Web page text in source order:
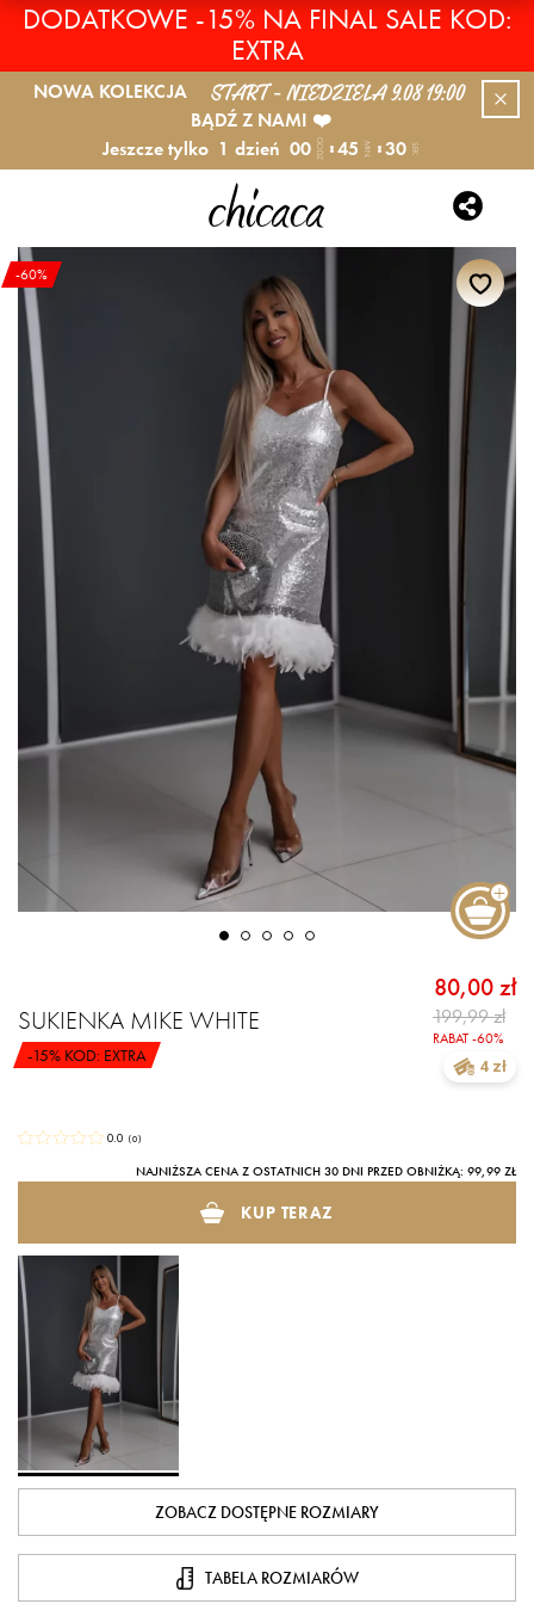
DODATKOWE -15% NA FINAL SALE KOD:
EXTRA
NOWA KOLEKCJA START - NIEDZIELA 9.08 19:00
BĄDŹ Z NAMI ❤️
Jeszcze tylko 1 dzień 00 GODZ. 45 MIN. 29 SEK.
-60%
SUKIENKA MIKE WHITE
-15% KOD: EXTRA
80,00 zł
RABAT -60%
199,99 zł
4 zł
0.0 (0)
NAJNIŻSZA CENA Z OSTATNICH 30 DNI PRZED OBNIŻKĄ: 99,99 ZŁ
KUP TERAZ
ZOBACZ DOSTĘPNE ROZMIARY
TABELA ROZMIARÓW